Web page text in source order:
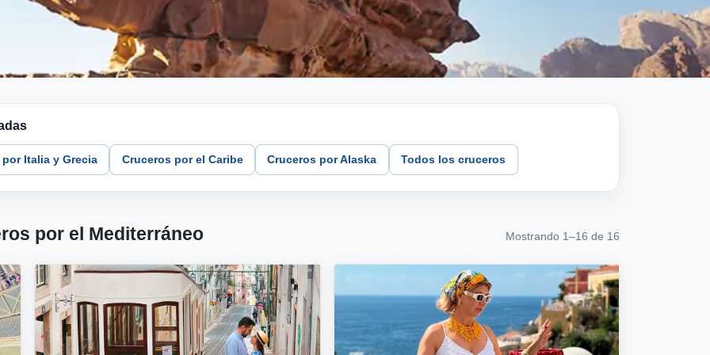
Italia y Grecia Cruceros por el Caribe Cruceros por Alaska Todos los cruceros
por el Mediterráneo Mostrando 1–16 de 16